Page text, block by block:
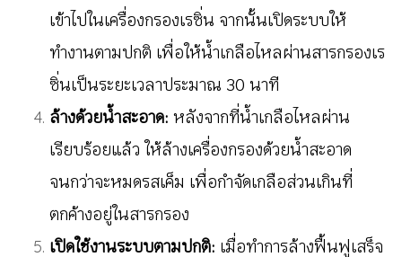
เข้าไปในเครื่องกรองเรซิ่น จากนั้นเปิดระบบให้
ทำงานตามปกติ เพื่อให้น้ำเกลือไหลผ่านสารกรองเร
ซิ่นเป็นระยะเวลาประมาณ 30 นาที
ล้างด้วยน้ำสะอาด: หลังจากที่น้ำเกลือไหลผ่าน
เรียบร้อยแล้ว ให้ล้างเครื่องกรองด้วยน้ำสะอาด
จนกว่าจะหมดรสเค็ม เพื่อกำจัดเกลือส่วนเกินที่
ตกค้างอยู่ในสารกรอง
เปิดใช้งานระบบตามปกติ: เมื่อทำการล้างฟื้นฟูเสร็จ